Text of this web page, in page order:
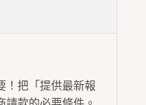
！把「提供最新報